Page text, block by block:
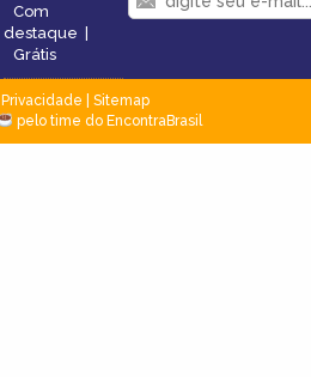
Com
destaque |
Grátis
Privacidade
Sitemap
pelo time do EncontraBrasil